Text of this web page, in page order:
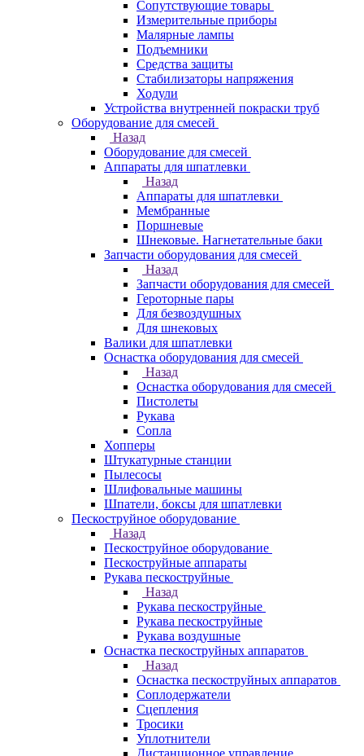
Сопутствующие товары
Измерительные приборы
Малярные лампы
Подъемники
Средства защиты
Стабилизаторы напряжения
Ходули
Устройства внутренней покраски труб
Оборудование для смесей
Назад
Оборудование для смесей
Аппараты для шпатлевки
Назад
Аппараты для шпатлевки
Мембранные
Поршневые
Шнековые. Нагнетательные баки
Запчасти оборудования для смесей
Назад
Запчасти оборудования для смесей
Героторные пары
Для безвоздушных
Для шнековых
Валики для шпатлевки
Оснастка оборудования для смесей
Назад
Оснастка оборудования для смесей
Пистолеты
Рукава
Сопла
Хопперы
Штукатурные станции
Пылесосы
Шлифовальные машины
Шпатели, боксы для шпатлевки
Пескоструйное оборудование
Назад
Пескоструйное оборудование
Пескоструйные аппараты
Рукава пескоструйные
Назад
Рукава пескоструйные
Рукава пескоструйные
Рукава воздушные
Оснастка пескоструйных аппаратов
Назад
Оснастка пескоструйных аппаратов
Соплодержатели
Сцепления
Тросики
Уплотнители
Дистанционное управление